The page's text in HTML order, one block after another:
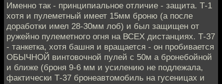
Именно так - принципиальное отличие - защита. Т-1
хотя и пулеметный имеет 15мм броню (а после
доработки имел 28-30мм лоб) и был защищен от
ружейно пулеметного огня на ВСЕХ дистанциях. Т-37
- танкетка, хотя башня и вращается - он пробивается
ОБЫЧНОЙ винтовочной пулей с 50м а бронебойной
и ближе (броня 9-6 мм и усилению не подлежала,
фактически Т-37 бронеавтомобиль на гусеницах и